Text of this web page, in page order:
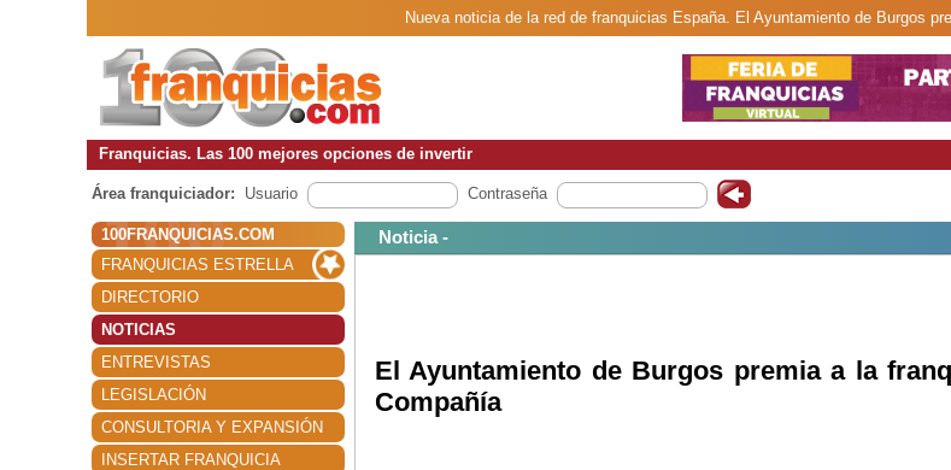
Nueva noticia de la red de franquicias España. El Ayuntamiento de Burgos
Franquicias. Las 100 mejores opciones de invertir
Área franquiciador: Usuario Contraseña
100FRANQUICIAS.COM
FRANQUICIAS ESTRELLA
DIRECTORIO
NOTICIAS
ENTREVISTAS
LEGISLACIÓN
CONSULTORIA Y EXPANSIÓN
INSERTAR FRANQUICIA
Noticia -
El Ayuntamiento de Burgos premia a la
Compañía